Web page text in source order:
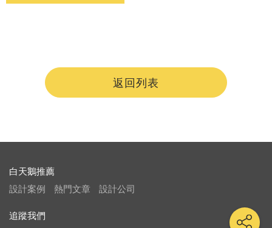
返回列表
白天鵝推薦
設計案例
熱門文章 設計公司
追蹤我們